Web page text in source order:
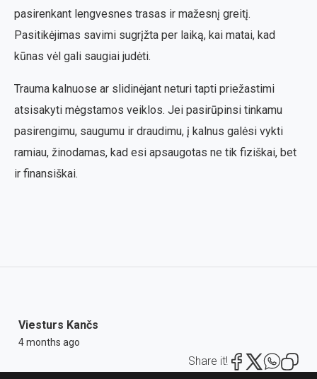
pasirenkant lengvesnes trasas ir mažesnį greitį.
Pasitikėjimas savimi sugrįžta per laiką, kai matai, kad
kūnas vėl gali saugiai judėti.
Trauma kalnuose ar slidinėjant neturi tapti priežastimi
atsisakyti mėgstamos veiklos. Jei pasirūpinsi tinkamu
pasirengimu, saugumu ir draudimu, į kalnus galėsi vykti
ramiau, žinodamas, kad esi apsaugotas ne tik fiziškai, bet
ir finansiškai.
Viesturs Kančs
4 months ago
Share it!